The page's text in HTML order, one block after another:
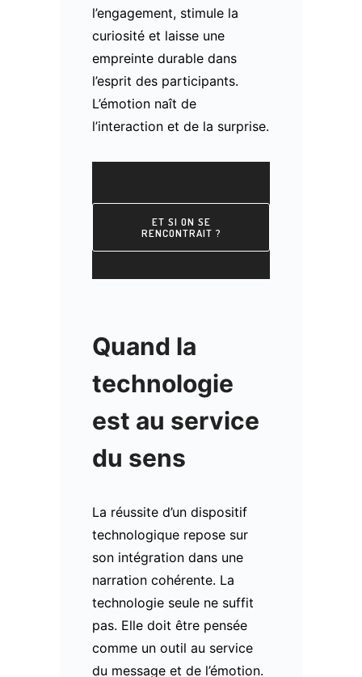
l’engagement, stimule la
curiosité et laisse une
empreinte durable dans
l’esprit des participants.
L’émotion naît de
l’interaction et de la surprise.
ET SI ON SE
RENCONTRAIT ?
Quand la
technologie
est au service
du sens
La réussite d’un dispositif
technologique repose sur
son intégration dans une
narration cohérente. La
technologie seule ne suffit
pas. Elle doit être pensée
comme un outil au service
du message et de l’émotion.